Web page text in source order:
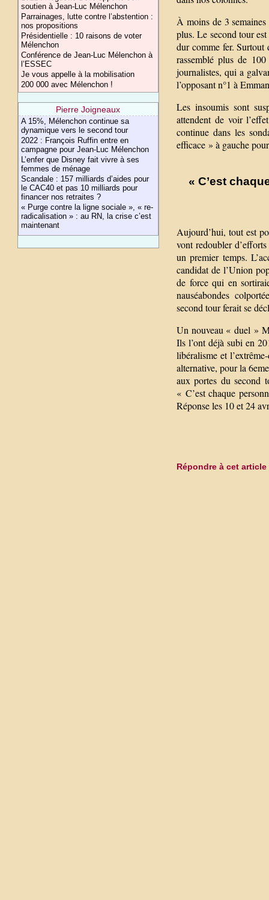
soutien à Jean-Luc Mélenchon
Parrainages, lutte contre l’abstention :
nos propositions
Présidentielle : 10 raisons de voter
Mélenchon
Conférence de Jean-Luc Mélenchon à
l’ESSEC
Je vous appelle à la mobilisation
200 000 avec Mélenchon !
Pierre Joigneaux
A 15%, Mélenchon continue sa
dynamique vers le second tour
2022 : François Ruffin entre en
campagne pour Jean-Luc Mélenchon
L’enfer que Disney fait vivre à ses
femmes de ménage
Scandale : 157 milliards d’aides pour
le CAC40 et pas 10 milliards pour
financer nos retraites ?
« Purge contre la ligne sociale », « re-
radicalisation » : au RN, la crise c’est
maintenant
À moins de 3
plus. Le second tour
dur comme fer. Surtout
rassemblé plus de
journalistes, qui a
l’opposant n°1 à
Les insoumis sont
attendent de voir
continue dans les
efficace » à gauche
« C’est
Aujourd’hui, tout est
vont redoubler
un premier temps.
candidat de l’Union
de force qui en
nauséabondes
second tour ferait se
Un nouveau « duel »
Ils l’ont déjà subi en
libéralisme et
alternative, pour la
aux portes du second
« C’est chaque
Réponse les 10 et 24
Répondre à cet article